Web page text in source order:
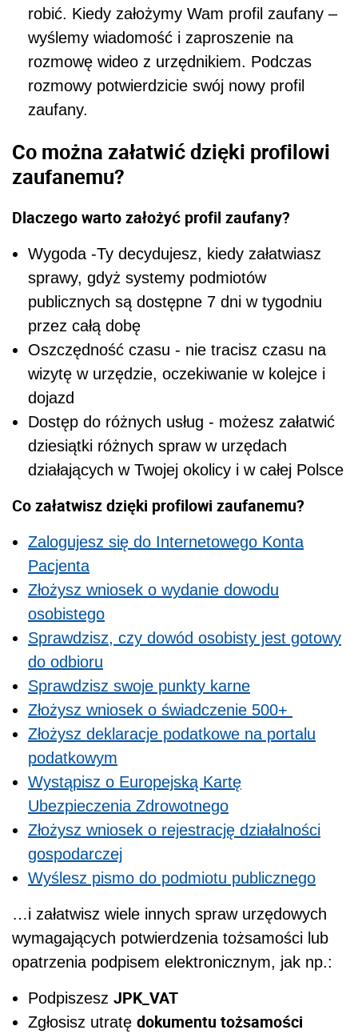
robić. Kiedy założymy Wam profil zaufany –
wyślemy wiadomość i zaproszenie na
rozmowę wideo z urzędnikiem. Podczas
rozmowy potwierdzicie swój nowy profil
zaufany.
Co można załatwić dzięki profilowi
zaufanemu?
Dlaczego warto założyć profil zaufany?
Wygoda -Ty decydujesz, kiedy załatwiasz
sprawy, gdyż systemy podmiotów
publicznych są dostępne 7 dni w tygodniu
przez całą dobę
Oszczędność czasu - nie tracisz czasu na
wizytę w urzędzie, oczekiwanie w kolejce i
dojazd
Dostęp do różnych usług - możesz załatwić
dziesiątki różnych spraw w urzędach
działających w Twojej okolicy i w całej Polsce
Co załatwisz dzięki profilowi zaufanemu?
Zalogujesz się do Internetowego Konta
Pacjenta
Złożysz wniosek o wydanie dowodu
osobistego
Sprawdzisz, czy dowód osobisty jest gotowy
do odbioru
Sprawdzisz swoje punkty karne
Złożysz wniosek o świadczenie 500+
Złożysz deklaracje podatkowe na portalu
podatkowym
Wystąpisz o Europejską Kartę
Ubezpieczenia Zdrowotnego
Złożysz wniosek o rejestrację działalności
gospodarczej
Wyślesz pismo do podmiotu publicznego
…i załatwisz wiele innych spraw urzędowych
wymagających potwierdzenia tożsamości lub
opatrzenia podpisem elektronicznym, jak np.:
Podpiszesz JPK_VAT
Zgłosisz utratę dokumentu tożsamości